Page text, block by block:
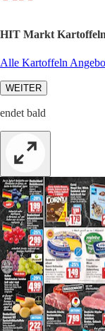
HIT Markt
Alle Kartoffeln
WEITER
endet bald